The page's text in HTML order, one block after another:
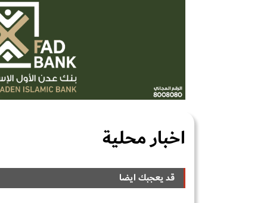
اخبار محلية
قد يعجبك ايضا